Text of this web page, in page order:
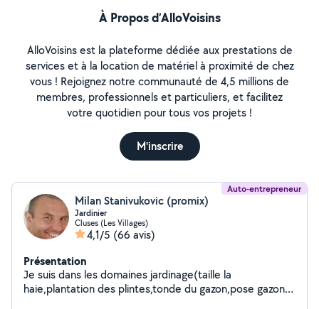
À Propos d’AlloVoisins
AlloVoisins est la plateforme dédiée aux prestations de
services et à la location de matériel à proximité de chez
vous ! Rejoignez notre communauté de 4,5 millions de
membres, professionnels et particuliers, et facilitez
votre quotidien pour tous vos projets !
M'inscrire
Auto-entrepreneur
Milan Stanivukovic (promix)
Jardinier
Cluses (Les Villages)
4,1/5 (66 avis)
Présentation
Je suis dans les domaines jardinage(taille la
haie,plantation des plintes,tonde du gazon,pose gazon